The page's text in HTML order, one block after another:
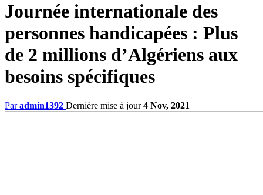
Journée internationale des
personnes handicapées : Plus
de 2 millions d’Algériens aux
besoins spécifiques
Paradmin1392 Dernière mise à jour4 Nov, 2021